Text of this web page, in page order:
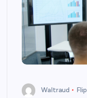
Waltraud